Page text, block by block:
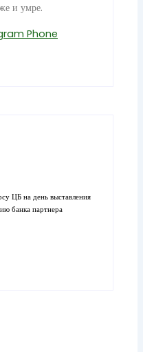
и умре.
Phone
ЦБ на день выставления
банка партнера